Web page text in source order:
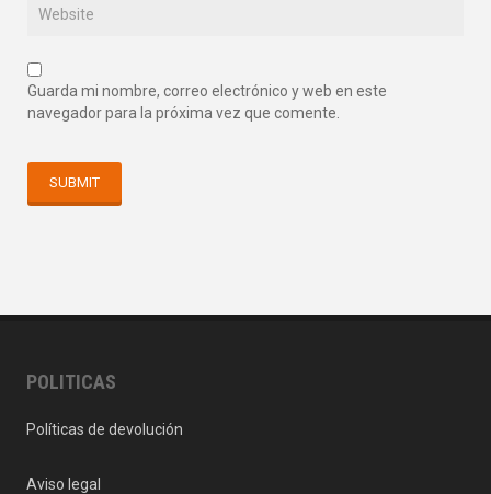
Guarda mi nombre, correo electrónico y web en este
navegador para la próxima vez que comente.
POLITICAS
Políticas de devolución
Aviso legal